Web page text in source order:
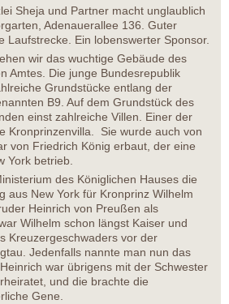
Sheja und Partner macht unglaublich
Adenauerallee 136. Guter
Laufstrecke. Ein lobenswerter Sponsor.
wir das wuchtige Gebäude des
Amtes. Die junge Bundesrepublik
Grundstücke entlang der
B9. Auf dem Grundstück des
einst zahlreiche Villen. Einer der
Kronprinzenvilla. Sie wurde auch von
von Friedrich König erbaut, der eine
York betrieb.
des Königlichen Hauses die
aus New York für Kronprinz Wilhelm
Heinrich von Preußen als
Wilhelm schon längst Kaiser und
Kreuzergeschwaders vor der
Jedenfalls nannte man nun das
war übrigens mit der Schwester
und die brachte die
Gene.